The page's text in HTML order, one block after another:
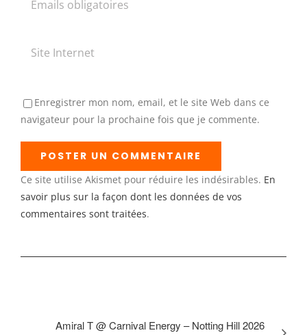
Enregistrer mon nom, email, et le site Web dans ce
navigateur pour la prochaine fois que je commente.
Ce site utilise Akismet pour réduire les indésirables. En
savoir plus sur la façon dont les données de vos
commentaires sont traitées.
Amiral T @ Carnival Energy – Notting Hill 2026